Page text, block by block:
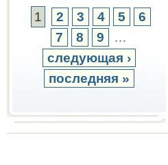
1 2 3 4 5
6
7
8 9
…
следующая ›
последняя »